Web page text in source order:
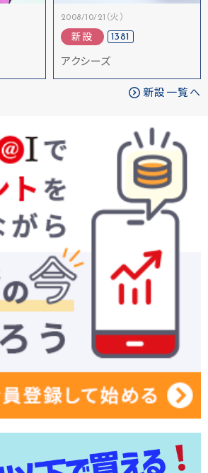
2008/10/21（火）
新設 1381
アクシーズ
新設一覧へ